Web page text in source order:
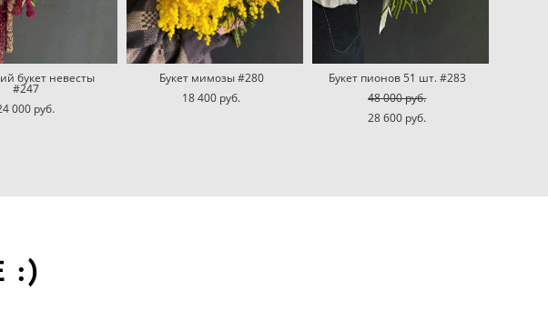
букет невесты
#247
000 pуб.
Букет мимозы #280
18 400 pуб.
Букет пионов 51 шт. #283
48 000 pуб.
28 600 pуб.
:)